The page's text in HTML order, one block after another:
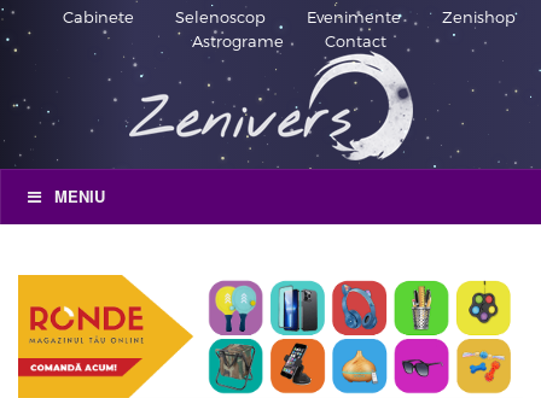
Cabinete Selenoscop Evenimente
Zenishop
Astrograme
Contact
MENIU